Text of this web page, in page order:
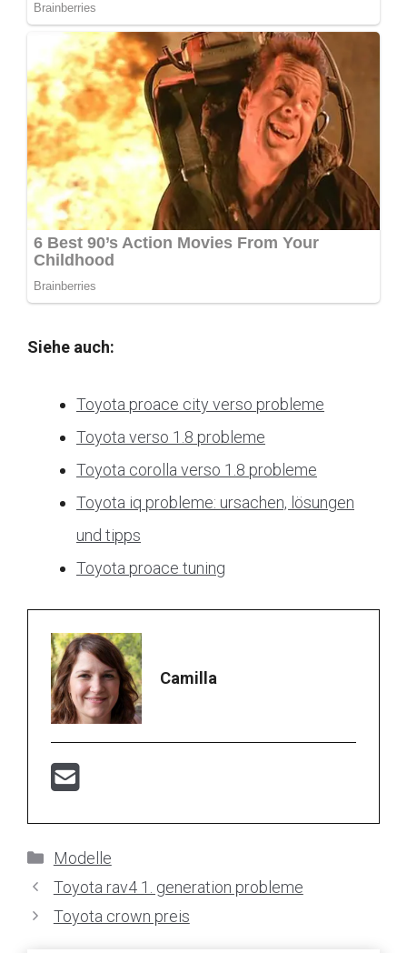
Siehe auch:
Toyota proace city verso probleme
Toyota verso 1.8 probleme
Toyota corolla verso 1.8 probleme
Toyota iq probleme: ursachen, lösungen
und tipps
Toyota proace tuning
Camilla
Kategorien
Modelle
Toyota rav4 1. generation probleme
Toyota crown preis